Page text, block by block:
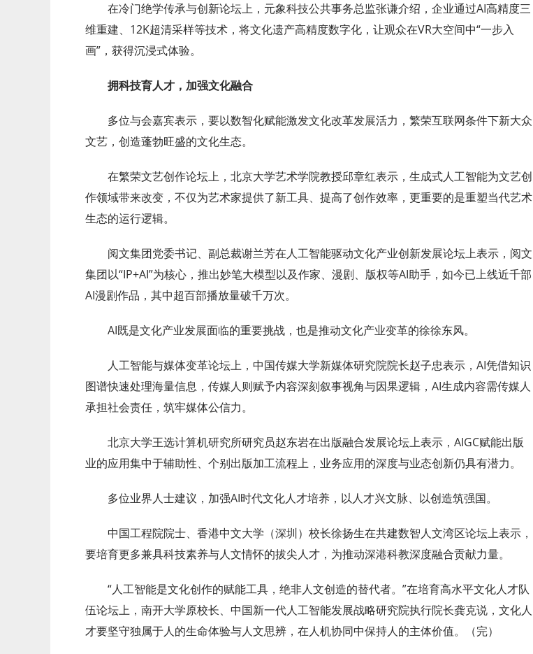
在冷门绝学传承与创新论坛上，元象科技公共事务总监张谦介绍，企业通过AI高精度三
维重建、12K超清采样等技术，将文化遗产高精度数字化，让观众在VR大空间中“一步入
画”，获得沉浸式体验。
拥科技育人才，加强文化融合
多位与会嘉宾表示，要以数智化赋能激发文化改革发展活力，繁荣互联网条件下新大众
文艺，创造蓬勃旺盛的文化生态。
在繁荣文艺创作论坛上，北京大学艺术学院教授邱章红表示，生成式人工智能为文艺创
作领域带来改变，不仅为艺术家提供了新工具、提高了创作效率，更重要的是重塑当代艺术
生态的运行逻辑。
阅文集团党委书记、副总裁谢兰芳在人工智能驱动文化产业创新发展论坛上表示，阅文
集团以“IP+AI”为核心，推出妙笔大模型以及作家、漫剧、版权等AI助手，如今已上线近千部
AI漫剧作品，其中超百部播放量破千万次。
AI既是文化产业发展面临的重要挑战，也是推动文化产业变革的徐徐东风。
人工智能与媒体变革论坛上，中国传媒大学新媒体研究院院长赵子忠表示，AI凭借知识
图谱快速处理海量信息，传媒人则赋予内容深刻叙事视角与因果逻辑，AI生成内容需传媒人
承担社会责任，筑牢媒体公信力。
北京大学王选计算机研究所研究员赵东岩在出版融合发展论坛上表示，AIGC赋能出版
业的应用集中于辅助性、个别出版加工流程上，业务应用的深度与业态创新仍具有潜力。
多位业界人士建议，加强AI时代文化人才培养，以人才兴文脉、以创造筑强国。
中国工程院院士、香港中文大学（深圳）校长徐扬生在共建数智人文湾区论坛上表示，
要培育更多兼具科技素养与人文情怀的拔尖人才，为推动深港科教深度融合贡献力量。
“人工智能是文化创作的赋能工具，绝非人文创造的替代者。”在培育高水平文化人才队
伍论坛上，南开大学原校长、中国新一代人工智能发展战略研究院执行院长龚克说，文化人
才要坚守独属于人的生命体验与人文思辨，在人机协同中保持人的主体价值。（完）